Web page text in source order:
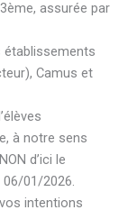
assurée par
Camus et
à notre sens
d’ici le
06/01/2026.
intentions